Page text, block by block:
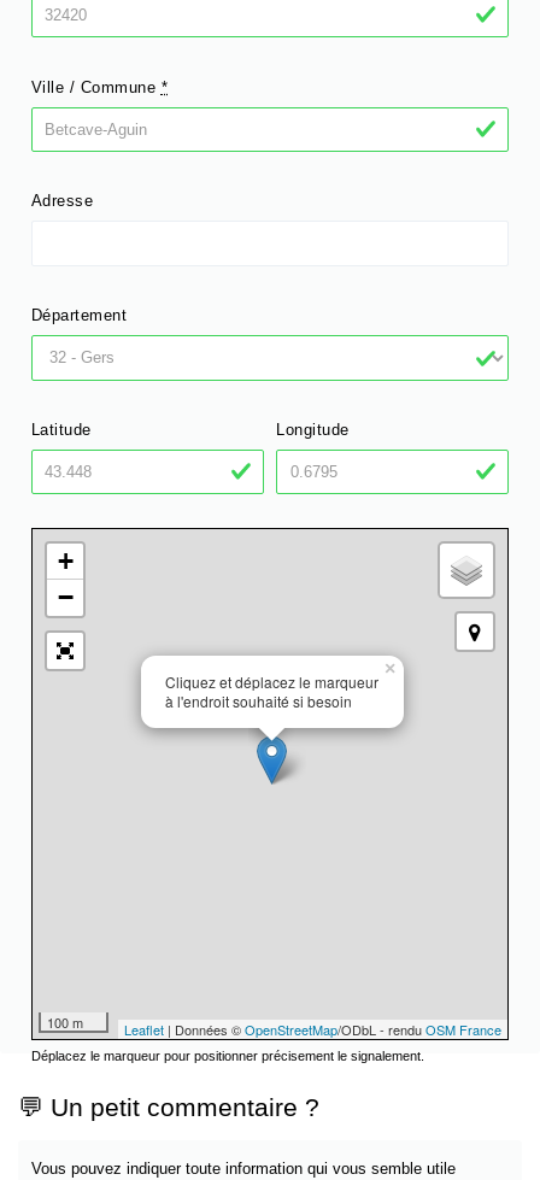
Ville / Commune *
Adresse
Département
Latitude Longitude
Cliquez et déplacez le marqueur
à l'endroit souhaité si besoin
×
+
−
100 m Leaflet | Données ©OpenStreetMap/ODbL - renduOSM France
Déplacez le marqueur pour positionner précisement le signalement.
💬 Un petit commentaire ?
Vous pouvez indiquer toute information qui vous semble utile